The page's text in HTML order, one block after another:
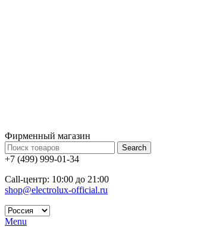
Фирменный магазин
Search
+7 (499) 999-01-34
Call-центр: 10:00 до 21:00
shop@electrolux-official.ru
Menu